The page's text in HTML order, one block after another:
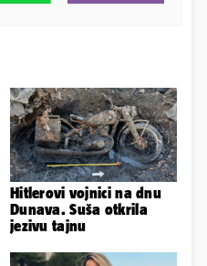
Hitlerovi vojnici na dnu
Dunava. Suša otkrila
jezivu tajnu